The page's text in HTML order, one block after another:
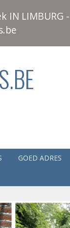
IN
GOED ADRES